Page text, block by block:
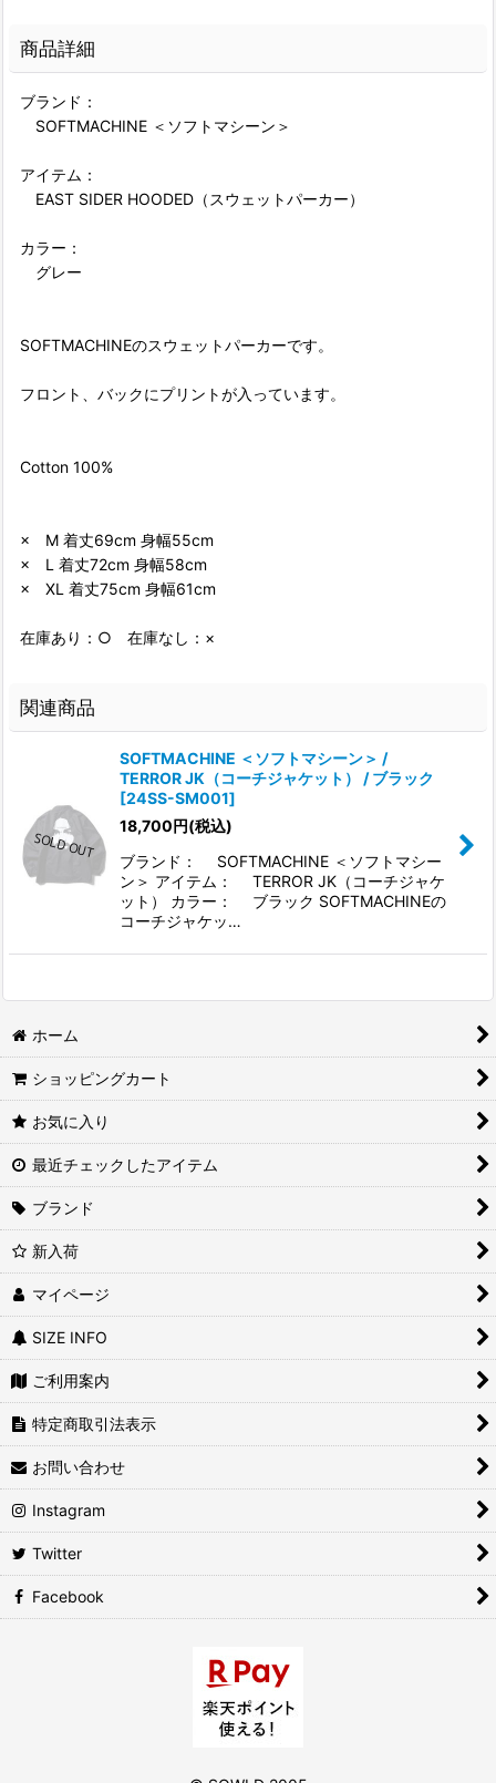
商品詳細
ブランド：
SOFTMACHINE ＜ソフトマシーン＞
アイテム：
EAST SIDER HOODED（スウェットパーカー）
カラー：
グレー
SOFTMACHINEのスウェットパーカーです。
フロント、バックにプリントが入っています。
Cotton 100%
× M 着丈69cm 身幅55cm
× L 着丈72cm 身幅58cm
× XL 着丈75cm 身幅61cm
在庫あり：○ 在庫なし：×
関連商品
SOFTMACHINE ＜ソフトマシーン＞ /
TERROR JK（コーチジャケット） / ブラック
[24SS-SM001]
18,700 円(税込)
ブランド： SOFTMACHINE ＜ソフトマシー
ン＞ アイテム： TERROR JK（コーチジャケ
ット） カラー： ブラック SOFTMACHINEの
コーチジャケッ…
ホーム
ショッピングカート
お気に入り
最近チェックしたアイテム
ブランド
新入荷
マイページ
SIZE INFO
ご利用案内
特定商取引法表示
お問い合わせ
Instagram
Twitter
Facebook